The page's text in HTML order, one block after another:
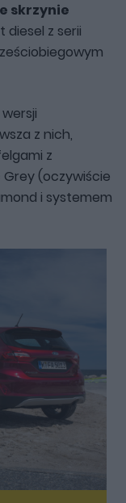
skrzynie
z serii
z nich,
z
(oczywiście
i systemem